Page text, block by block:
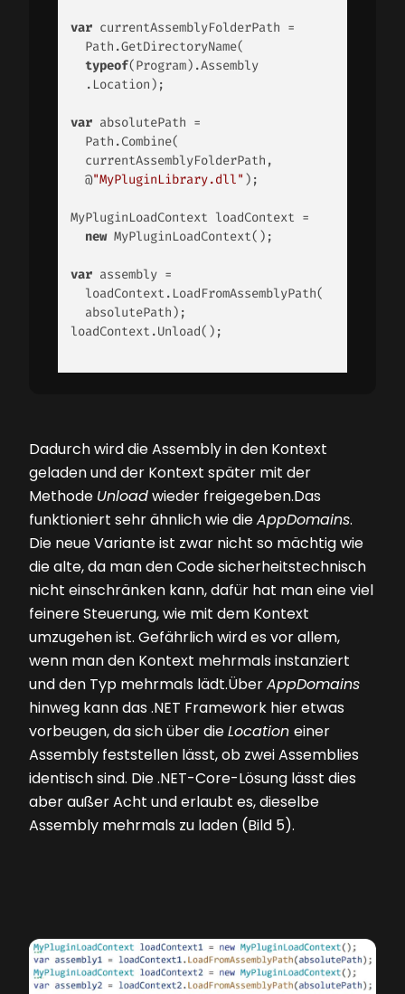
var currentAssemblyFolderPath =
typeof(Program).Assembly
var absolutePath =
  @
"MyPluginLibrary.dll" );
MyPluginLoadContext loadContext =
new MyPluginLoadContext();
var assembly =
loadContext.Unload();
Dadurch wird die Assembly in den Kontext
geladen und der Kontext später mit der
Methode Unloadwieder freigegeben.Das
funktioniert sehr ähnlich wie dieAppDomains.
Die neue Variante ist zwar nicht so mächtig wie
die alte, da man den Code sicherheitstechnisch
nicht einschränken kann, dafür hat man eine viel
feinere Steuerung, wie mit dem Kontext
umzugehen ist. Gefährlich wird es vor allem,
wenn man den Kontext mehrmals instanziert
und den Typ mehrmals lädt.ÜberAppDomains
hinweg kann das .NET Framework hier etwas
vorbeugen, da sich über dieLocation einer
Assembly feststellen lässt, ob zwei Assemblies
identisch sind. Die .NET-Core-Lösung lässt dies
aber außer Acht und erlaubt es, dieselbe
Assembly mehrmals zu laden (Bild 5).